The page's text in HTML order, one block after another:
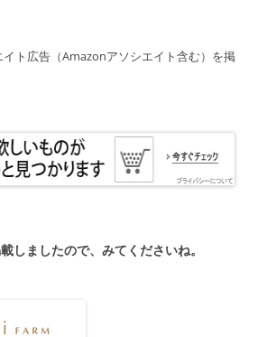
ト広告（Amazonアソシエイト含む）を掲
しましたので、みてくださいね。